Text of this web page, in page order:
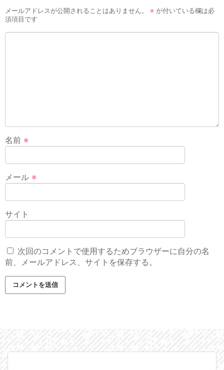
メールアドレスが公開されることはありません。 ※ が付いている欄は必
須項目です
名前 ※
メール ※
サイト
次回のコメントで使用するためブラウザーに自分の名
前、メールアドレス、サイトを保存する。